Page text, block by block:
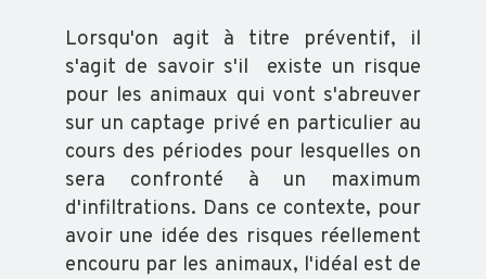
Lorsqu'on agit à titre préventif, il
s'agit de savoir s'il existe un risque
pour les animaux qui vont s'abreuver
sur un captage privé en particulier au
cours des périodes pour lesquelles on
sera confronté à un maximum
d'infiltrations. Dans ce contexte, pour
avoir une idée des risques réellement
encouru par les animaux, l'idéal est de